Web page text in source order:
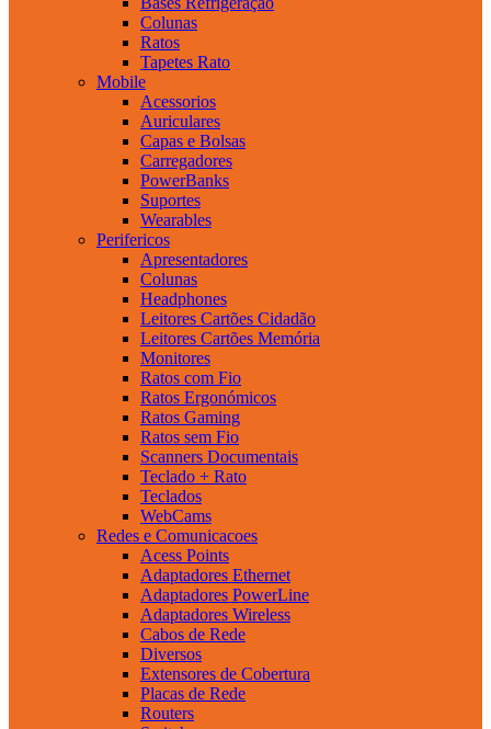
Colunas
Ratos
Tapetes Rato
Mobile
Acessorios
Auriculares
Capas e Bolsas
Carregadores
PowerBanks
Suportes
Wearables
Perifericos
Apresentadores
Colunas
Headphones
Leitores Cartões Cidadão
Leitores Cartões Memória
Monitores
Ratos com Fio
Ratos Ergonómicos
Ratos Gaming
Ratos sem Fio
Scanners Documentais
Teclado + Rato
Teclados
WebCams
Redes e Comunicacoes
Acess Points
Adaptadores Ethernet
Adaptadores PowerLine
Adaptadores Wireless
Cabos de Rede
Diversos
Extensores de Cobertura
Placas de Rede
Routers